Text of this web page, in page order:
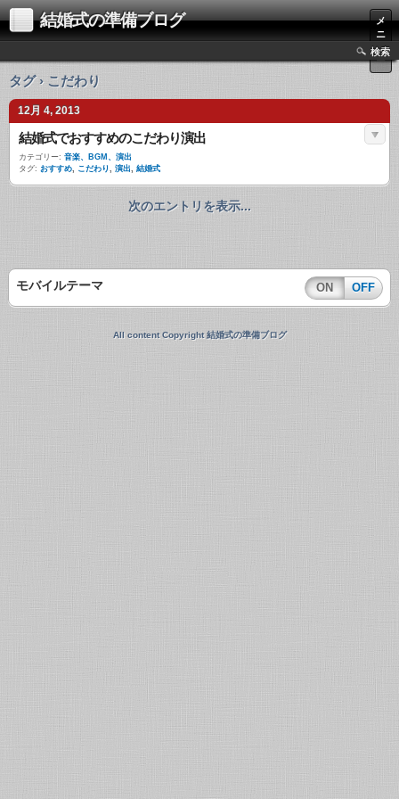
結婚式の準備ブログ
メ
ニ
ュ
ー
検索
タグ › こだわり
12月 4, 2013
結婚式でおすすめのこだわり演出
カテゴリー: 音楽、BGM、演出
タグ: おすすめ, こだわり , 演出, 結婚式
次のエントリを表示...
モバイルテーマ ON OFF
All content Copyright 結婚式の準備ブログ